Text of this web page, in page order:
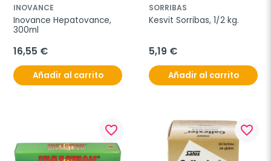
INOVANCE
Inovance Hepatovance,
300ml
16,55 €
Añadir al carrito
SORRIBAS
Kesvit Sorribas, 1/2 kg.
5,19 €
Añadir al carrito
favorite_border favorite_border